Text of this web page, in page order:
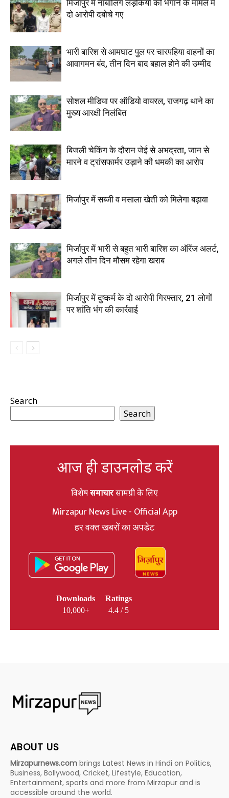
मिर्जापुर में नाबालिग लड़कियों को भगाने के मामले में
दो आरोपी दबोचे गए
भारी बारिश से आमघाट पुल पर चारपहिया वाहनों का
आवागमन बंद, तीन दिन बाद बहाल होने की उम्मीद
सोशल मीडिया पर ऑडियो वायरल, राजगढ़ थाने का
मुख्य आरक्षी निलंबित
बिजली चेकिंग के दौरान जेई से अभद्रता, जान से
मारने व ट्रांसफार्मर उड़ाने की धमकी का आरोप
मिर्जापुर में सब्जी व मसाला खेती को मिलेगा बढ़ावा
मिर्जापुर में भारी से बहुत भारी बारिश का ऑरेंज अलर्ट,
अगले तीन दिन मौसम रहेगा खराब
मिर्जापुर में दुष्कर्म के दो आरोपी गिरफ्तार, 21 लोगों
पर शांति भंग की कार्रवाई
Search
Search
आज ही डाउनलोड करें
विशेषसमाचारसामग्री के लिए
Mirzapur News Live - Official App
हर वक्त खबरों का अपडेट
Downloads
10,000+
Ratings
4.4 / 5
ABOUT US
Mirzapurnews.com brings Latest News in Hindi on Politics,
Business, Bollywood, Cricket, Lifestyle, Education,
Entertainment, sports and more from Mirzapur and is
accessible around the world.